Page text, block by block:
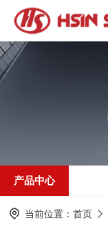
产品中心
当前位置： 首页